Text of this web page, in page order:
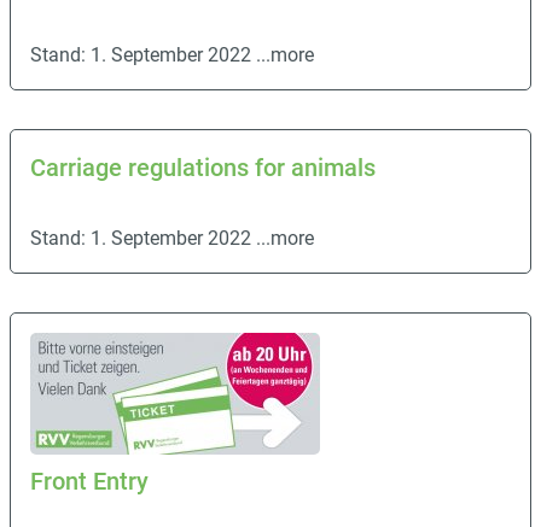
Stand: 1. September 2022 ...more
Carriage regulations for animals
Stand: 1. September 2022 ...more
Front Entry